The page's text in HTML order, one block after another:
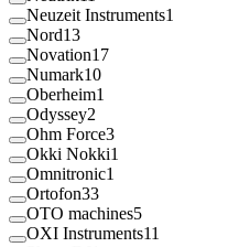
Neuzeit Instruments1
Nord13
Novation17
Numark10
Oberheim1
Odyssey2
Ohm Force3
Okki Nokki1
Omnitronic1
Ortofon33
OTO machines5
OXI Instruments11